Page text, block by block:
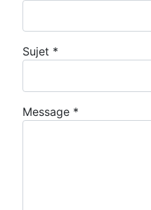
Sujet *
Message *